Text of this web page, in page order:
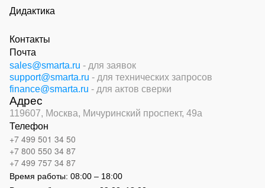
Дидактика
Контакты
Почта
sales@smarta.ru - для заявок
support@smarta.ru - для технических запросов
finance@smarta.ru - для актов сверки
Адрес
119607, Москва, Мичуринский проспект, 49а
Телефон
+7 499 501 34 50
+7 800 550 34 87
+7 499 757 34 87
Время работы: 08:00 – 18:00